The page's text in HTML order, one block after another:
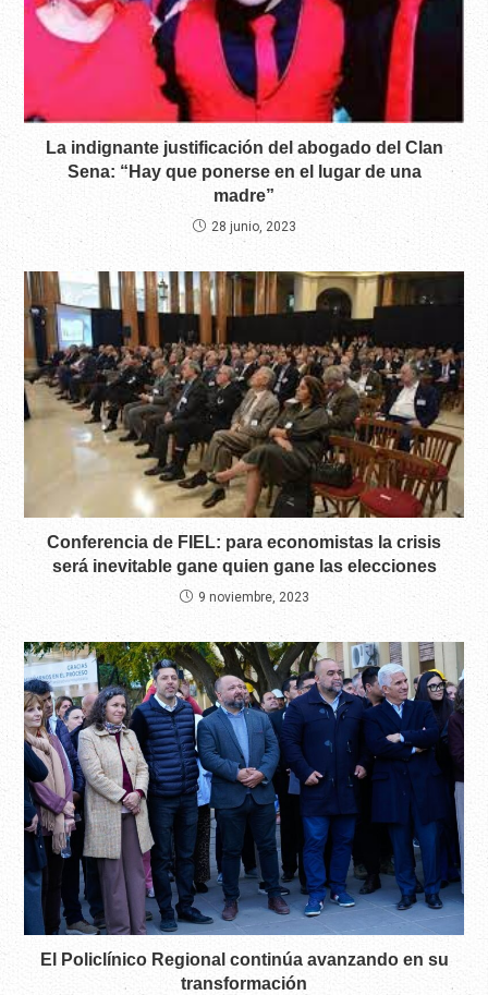
La indignante justificación del abogado del Clan
Sena: “Hay que ponerse en el lugar de una
madre”
28 junio, 2023
Conferencia de FIEL: para economistas la crisis
será inevitable gane quien gane las elecciones
9 noviembre, 2023
El Policlínico Regional continúa avanzando en su
transformación